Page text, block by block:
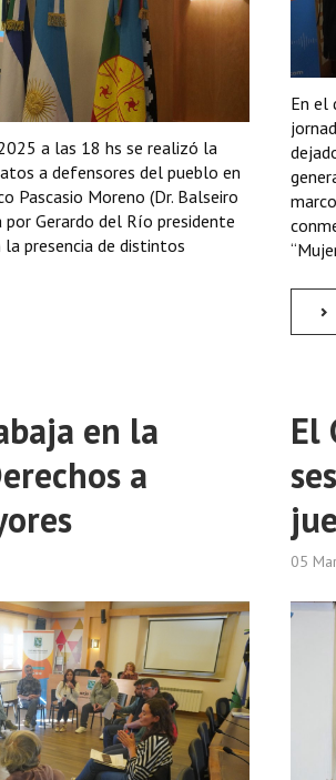
a las 18 hs se realizó la
a defensores del pueblo en
Pascasio Moreno (Dr. Balseiro
Gerardo del Río presidente
presencia de distintos
En el
en la
a
El
05